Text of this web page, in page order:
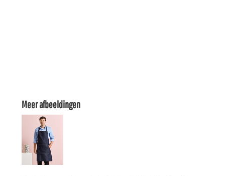
Meer afbeeldingen